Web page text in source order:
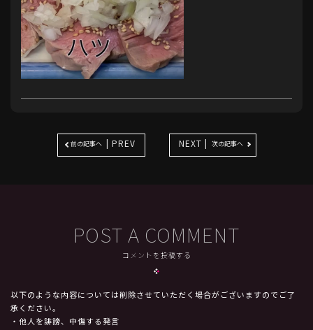
前の記事へ | PREV NEXT | 次の記事へ
POST A COMMENT
コメントを投稿する
以下のような内容については削除させていただく場合がございますのでご了
承ください。
・他人を誹謗、中傷する発言